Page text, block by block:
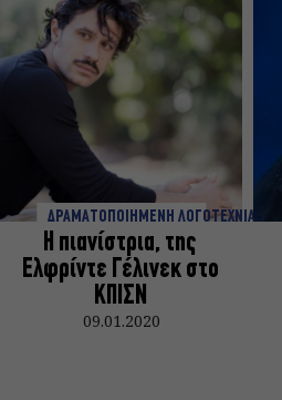
ΔΡΑΜΑΤΟΠΟΙΗΜΕΝΗ ΛΟΓΟΤΕΧΝΙΑ
Η πιανίστρια, της
Ελφρίντε Γέλινεκ στο
ΚΠΙΣΝ
09.01.2020